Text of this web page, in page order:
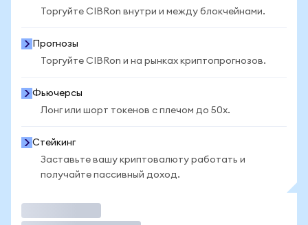
Торгуйте CIBRon внутри и между блокчейнами.
Прогнозы
Торгуйте CIBRon и на рынках криптопрогнозов.
Фьючерсы
Лонг или шорт токенов с плечом до 50x.
Стейкинг
Заставьте вашу криптовалюту работать и
получайте пассивный доход.